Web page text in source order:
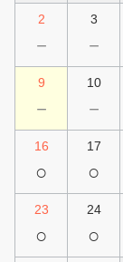
2
－
3
－
9
－
10
－
16
○
17
○
23
○
24
○